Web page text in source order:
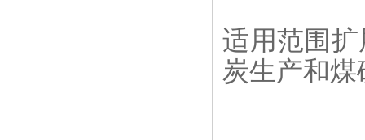
适用范围
炭生产和